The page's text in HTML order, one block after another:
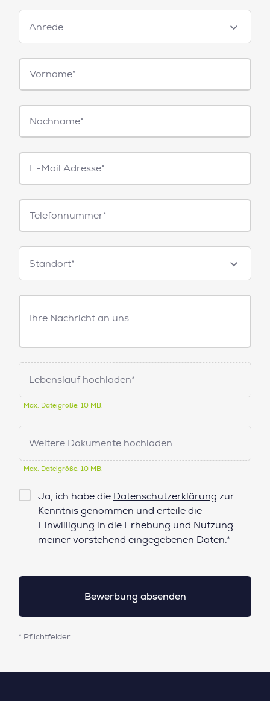
Anrede
Anrede
Vorname*
Nachname*
E-
Mail*
Telefonnummer
Standorte
Standort*
Freitext
Nachricht
Lebenslauf hochladen*
Max. Dateigröße: 10 MB.
Weitere Dokumente hochladen
Max. Dateigröße: 10 MB.
Checkbox
Datenschutz*
Ja, ich habe die Datenschutzerklärung zur
Kenntnis genommen und erteile die
Einwilligung in die Erhebung und Nutzung
meiner vorstehend eingegebenen Daten.*
* Pflichtfelder